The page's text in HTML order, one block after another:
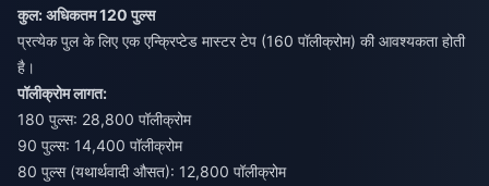
कुल: अधिकतम 120 पुल्स
प्रत्येक पुल के लिए एक एन्क्रिप्टेड मास्टर टेप (160 पॉलीक्रोम) की आवश्यकता होती
है।
पॉलीक्रोम लागत:
180 पुल्स: 28,800 पॉलीक्रोम
90 पुल्स: 14,400 पॉलीक्रोम
80 पुल्स (यथार्थवादी औसत): 12,800 पॉलीक्रोम